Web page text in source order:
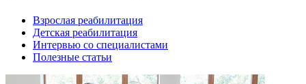
Взрослая реабилитация
Детская реабилитация
Интервью со специалистами
Полезные статьи